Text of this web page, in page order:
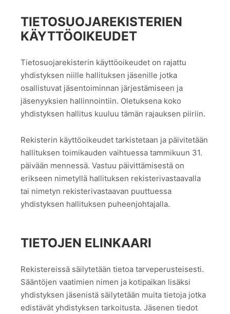
TIETOSUOJAREKISTERIEN
KÄYTTÖOIKEUDET
Tietosuojarekisterin käyttöoikeudet on rajattu
yhdistyksen niille hallituksen jäsenille jotka
osallistuvat jäsentoiminnan järjestämiseen ja
jäsenyyksien hallinnointiin. Oletuksena koko
yhdistyksen hallitus kuuluu tämän rajauksen piiriin.
Rekisterin käyttöoikeudet tarkistetaan ja päivitetään
hallituksen toimikauden vaihtuessa tammikuun 31.
päivään mennessä. Vastuu päivittämisestä on
erikseen nimetyllä hallituksen rekisterivastaavalla
tai nimetyn rekisterivastaavan puuttuessa
yhdistyksen hallituksen puheenjohtajalla.
TIETOJEN ELINKAARI
Rekistereissä säilytetään tietoa tarveperusteisesti.
Sääntöjen vaatimien nimen ja kotipaikan lisäksi
yhdistyksen jäsenistä säilytetään muita tietoja jotka
edistävät yhdistyksen tarkoitusta. Jäsenen tiedot